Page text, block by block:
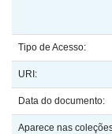
Tipo de Acesso:
URI:
Data do documento:
Aparece nas